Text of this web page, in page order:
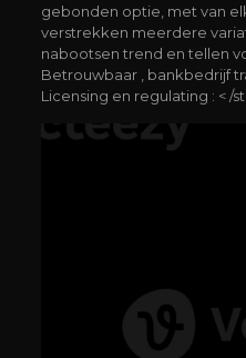
gebonden optie, met van
verstrekken meerdere
nabootsen trend en tellen
Betrouwbaar , bankbedrijf
Licensing en regulating : < /